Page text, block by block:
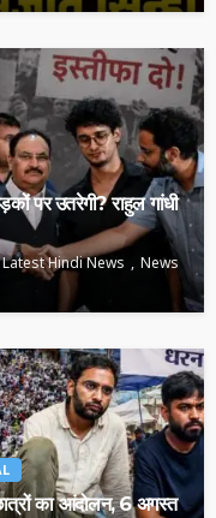
पर उतरेगी? राहुल गांधी
Latest Hindi News
News
का आंदोलन, 6 अगस्त